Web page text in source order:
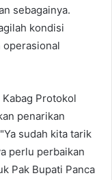
sebagainya.
kondisi
operasional
Protokol
penarikan
sudah kita tarik
perlu perbaikan
Pak Bupati Panca